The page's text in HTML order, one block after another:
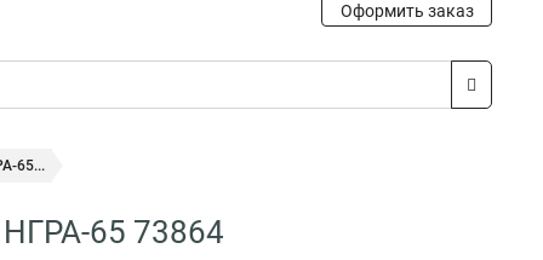
Оформить заказ
65...
65 73864